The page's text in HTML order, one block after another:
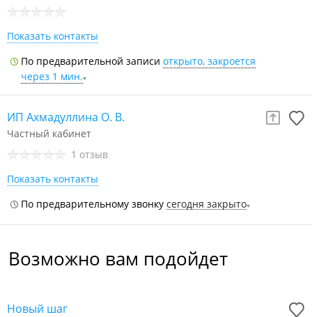
Показать контакты
По предварительной записи открыто, закроется
через 1 мин.
ИП Ахмадуллина О. В.
Частный кабинет
1 отзыв
Показать контакты
По предварительному звонку сегодня закрыто
Возможно вам подойдет
Новый шаг